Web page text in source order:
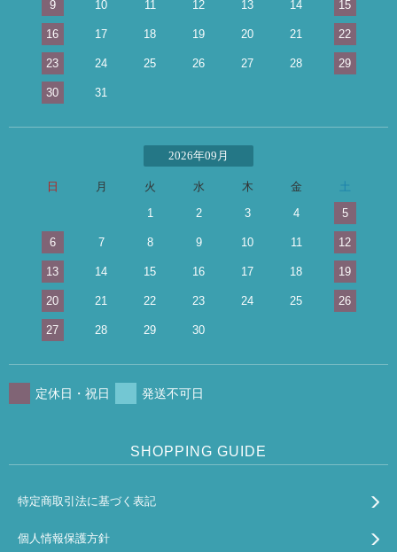
9 10 11 12 13 14 15
16 17 18 19 20 21 22
23 24 25 26 27 28 29
30 31
2026年09月
日 月 火 水 木 金
1
2 3 4 5
6 7 8 9 10 11 12
13 14 15 16 17 18 19
20 21 22 23 24 25 26
27 28 29 30
定休日・祝日 発送不可日
SHOPPING GUIDE
特定商取引法に基づく表記
個人情報保護方針